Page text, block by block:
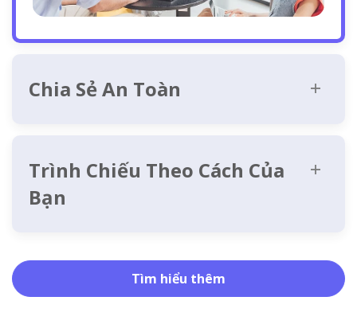
Chia Sẻ An Toàn
Trình Chiếu Theo Cách Của
Bạn
Tìm hiểu thêm